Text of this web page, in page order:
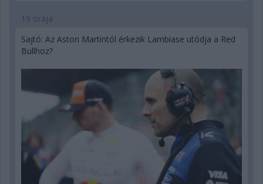
19 órája
Sajtó: Az Aston Martintól érkezik Lambiase utódja a Red
Bullhoz?